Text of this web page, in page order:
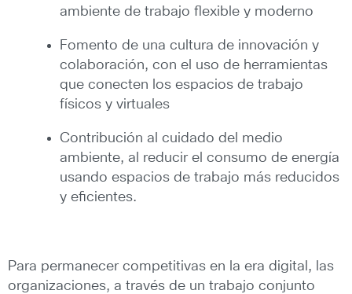
ambiente de trabajo flexible y moderno
Fomento de una cultura de innovación y
colaboración, con el uso de herramientas
que conecten los espacios de trabajo
físicos y virtuales
Contribución al cuidado del medio
ambiente, al reducir el consumo de energía
usando espacios de trabajo más reducidos
y eficientes.
Para permanecer competitivas en la era digital, las
organizaciones, a través de un trabajo conjunto